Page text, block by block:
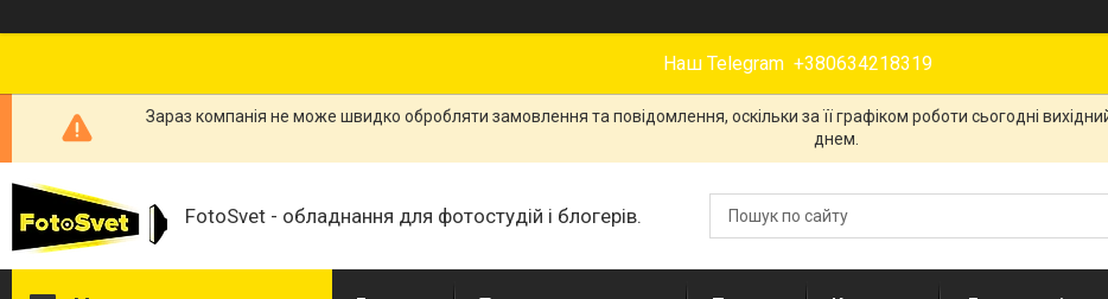
Наш Telegram +380634218319
Зараз компанія не може швидко обробляти замовлення та повідомлення, оскільки за її графіком роботи сьогодні
днем.
FotoSvet - обладнання для фотостудій і блогерів.